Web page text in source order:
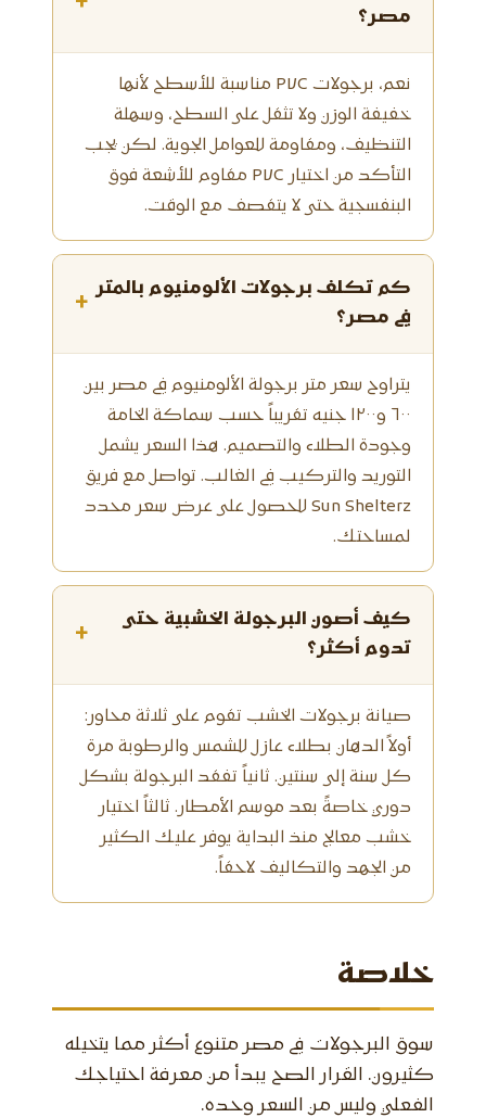
مصر؟
نعم، برجولات PVC مناسبة للأسطح لأنها
خفيفة الوزن ولا تثقل على السطح، وسهلة
التنظيف، ومقاومة للعوامل الجوية. لكن يجب
التأكد من اختيار PVC مقاوم للأشعة فوق
البنفسجية حتى لا يتقصف مع الوقت.
كم تكلف برجولات الألومنيوم بالمتر
في مصر؟
يتراوح سعر متر برجولة الألومنيوم في مصر بين
٦٠٠ و١٢٠٠ جنيه تقريباً حسب سماكة الخامة
وجودة الطلاء والتصميم. هذا السعر يشمل
التوريد والتركيب في الغالب. تواصل مع فريق
Sun Shelterz للحصول على عرض سعر محدد
لمساحتك.
كيف أصون البرجولة الخشبية حتى
تدوم أكثر؟
صيانة برجولات الخشب تقوم على ثلاثة محاور:
أولاً الدهان بطلاء عازل للشمس والرطوبة مرة
كل سنة إلى سنتين. ثانياً تفقد البرجولة بشكل
دوري خاصةً بعد موسم الأمطار. ثالثاً اختيار
خشب معالج منذ البداية يوفر عليك الكثير
من الجهد والتكاليف لاحقاً.
خلاصة
سوق البرجولات في مصر متنوع أكثر مما يتخيله
كثيرون. القرار الصح يبدأ من معرفة احتياجك
الفعلي وليس من السعر وحده.